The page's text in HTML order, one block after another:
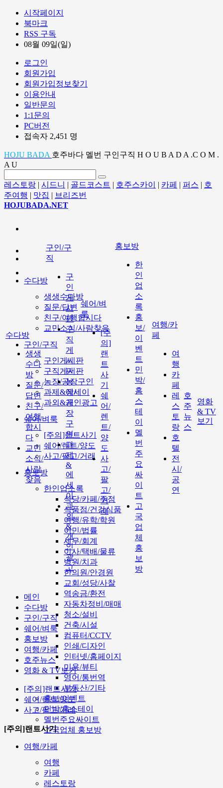
시작페이지
북마크
RSS 구독
08월 09일(일)
로그인
회원가입
회원가입정보찾기
이용안내
일반문의
1:1문의
PC버전
접속자 2,451 명
HOJU BADA 호주바다 멜번 구인구직 H O U B A D A .C O M .
A U
레스토랑 | 시드니 | 골드코스트 | 호주스카이 | 카페 | 퍼스 | 호
주여행 | 맛집 | 브리즈번
HOJUBADA.NET
수다방
생생수다방
질문/답변
친구/여행합시다
교민소식/사람찾음
구인/구직
구인게시판
구직게시판
농장/공장구인
과제&에세이
과외&개인광고
쉐어/벼룩
[주의]랜트사기
쉐어/렌트/양도
사고/팔고/거래
홍보방
한인업소록
식당/카페/주점
식품점/건강식품
여행/유학/학원
이민/법률
세무/회계
이사/택배/물류
병원/치과
한의원/안경원
교회/성당/사찰
역송금/환전
자동차정비/매매
청소/설비
건축/시설
컴퓨터/CCTV
인쇄/디자인
인터넷/홈페이지
미용/뷰티
영어/통번역
부동산/기타
홍보/이벤트
민박/홈스테이
멜번주요싸이트
고국업체 홍보방
여행/카페
여행
카페
레스토랑
수다방
생생
수다
방
질문/
답변
친구/
여행
합시
다
교민
소식/
사람
찾음
구인/구
직
구
인
게
시
판
구
직
게
시
판
농
장/
공
장
구
인
과
제
&
에
세
이
과
외
&
개
인
광
고
쉐어/벼
룩
[주
의]
랜
트
사
기
쉐
어/
렌
트/
양
도
사
고/
팔
고/
거
래
홍보방
한
인
업
소
록
홍
보/
이
벤
트
민
박/
홈
스
테
이
멜
번
주
요
싸
이
트
고
국
업
체
홍
보
방
여행/카
페
여
행
카
페
레
스
토
랑
호
텔
전
시/
공
연
호
주
뉴
스
영화
& TV
보기
메인
수다방
구인/구직
쉐어/벼룩
홍보방
여행/카페
호주뉴스
영화 & TV보기
[주의]랜트사기
쉐어/렌트/양도
사고/팔고/거래
[주의]랜트사기